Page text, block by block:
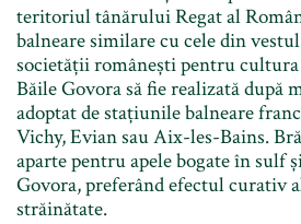
teritoriul tânărului Regat al
balneare similare cu cele din
societății românești pentru cultura
Băile Govora să fie realizată după
adoptat de stațiunile balneare
Vichy, Evian sau Aix-les-Bains.
aparte pentru apele bogate în sulf
Govora, preferând efectul curativ
străinătate.